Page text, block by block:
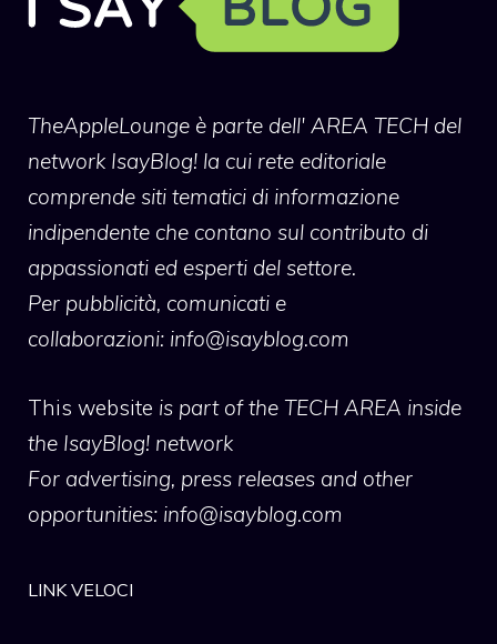
TheAppleLounge è parte dell' AREA TECH del
network IsayBlog! la cui rete editoriale
comprende siti tematici di informazione
indipendente che contano sul contributo di
appassionati ed esperti del settore.
Per pubblicità, comunicati e
collaborazioni: info@isayblog.com
This website is part of the TECH AREA inside
the IsayBlog! network
For advertising, press releases and other
opportunities: info@isayblog.com
LINK VELOCI